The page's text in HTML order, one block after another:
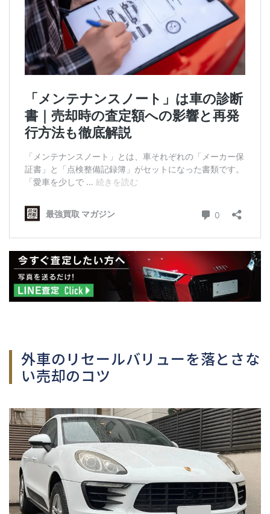
外車のリセールバリューを落とさな
い売却のコツ